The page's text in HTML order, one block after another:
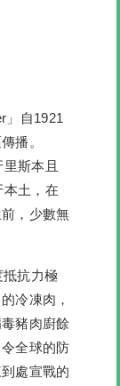
自1921
播。
斯本且
本土，在
，少數無
抗力極
冷凍肉，
豬肉廚餘
全球的防
處宣戰的